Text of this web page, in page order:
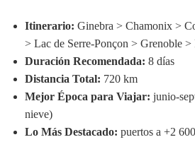
Itinerario: Ginebra > Chamonix >
> Lac de Serre-Ponçon > Grenoble
Duración Recomendada: 8 días
Distancia Total: 720 km
Mejor Época para Viajar: junio-
nieve)
Lo Más Destacado: puertos a +2